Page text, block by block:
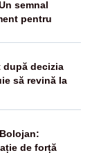
semnal
pentru
după decizia
să revină la
de forță